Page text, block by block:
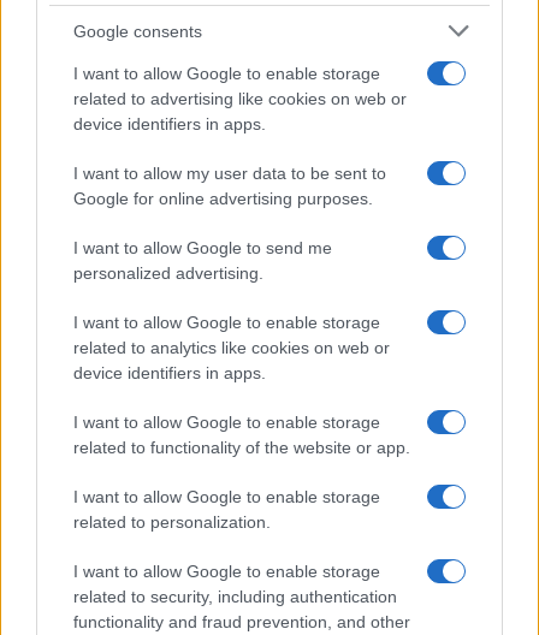
Google consents
I want to allow Google to enable storage
related to advertising like cookies on web or
device identifiers in apps.
I want to allow my user data to be sent to
Google for online advertising purposes.
I want to allow Google to send me
personalized advertising.
I want to allow Google to enable storage
related to analytics like cookies on web or
device identifiers in apps.
I want to allow Google to enable storage
related to functionality of the website or app.
I want to allow Google to enable storage
related to personalization.
I want to allow Google to enable storage
related to security, including authentication
functionality and fraud prevention, and other
dajatvah občutna pocenitev
Policijsko poročilo, 7. 8. 2026
Več iz kategorije Novice
Vreme: Pred nami spet teden
skimmingom
V torek ob nespremenjenih
dajatvah občutna pocenitev
Na Koroško prihaja
avtomobilski spektakel:
Rohnenje motorjev, dvoboji na
progah in atraktivni Car Meet